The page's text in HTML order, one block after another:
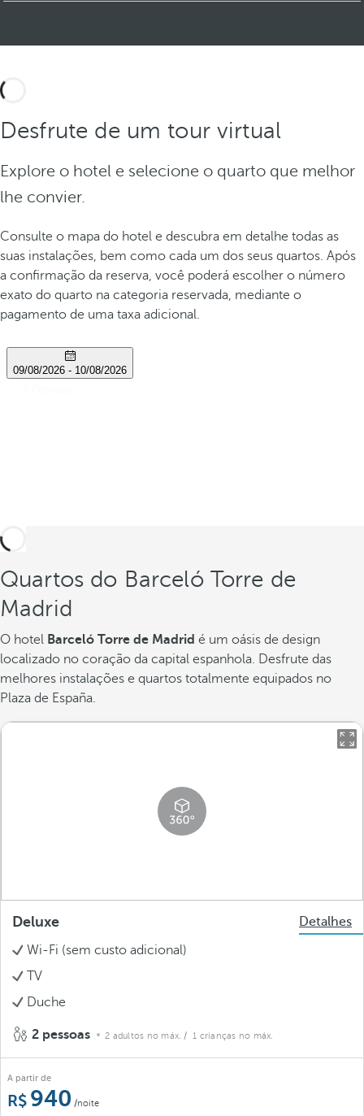
Desfrute de um tour virtual
Explore o hotel e selecione o quarto que melhor
lhe convier.
Consulte o mapa do hotel e descubra em detalhe todas as
suas instalações, bem como cada um dos seus quartos. Após
a confirmação da reserva, você poderá escolher o número
exato do quarto na categoria reservada, mediante o
pagamento de uma taxa adicional.
Quartos do Barceló Torre de
Madrid
O hotel Barceló Torre de Madrid é um oásis de design
localizado no coração da capital espanhola. Desfrute das
melhores instalações e quartos totalmente equipados no
Plaza de España.
Deluxe
Detalhes
Wi-Fi (sem custo adicional)
TV
Duche
2 pessoas 2 adultos no máx. / 1 crianças no máx.
A partir de
940 /noite